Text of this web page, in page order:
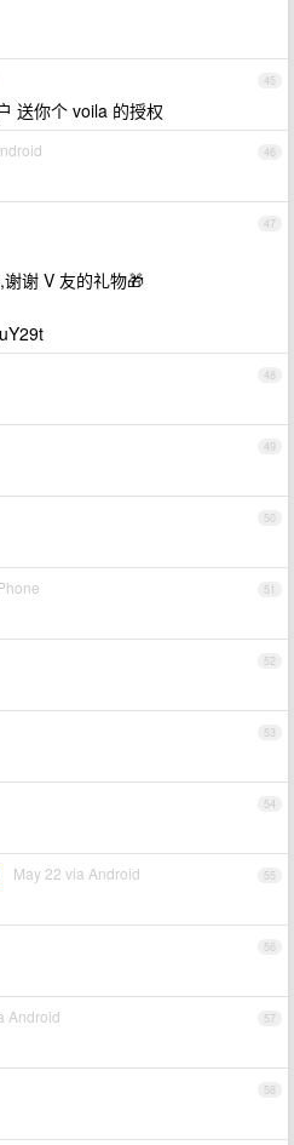
45
送你个 voila 的授权
46
47
谢 V 友的礼物🎁
48
49
50
51
52
53
54
55
May 22 via Android
56
57
Android
58